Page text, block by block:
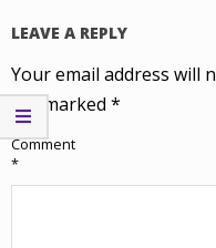
LEAVE A REPLY
Your email address will
are marked *
Comment
*